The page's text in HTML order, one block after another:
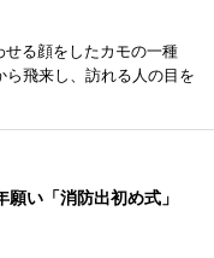
る顔をしたカモの一種
ら飛来し、訪れる人の目を
願い「消防出初め式」